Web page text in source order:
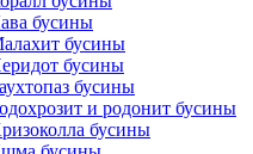
бусины
бусины
бусины
бусины
и родонит бусины
бусины